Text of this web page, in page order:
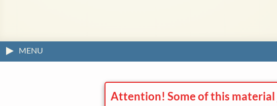
MENU
Attention! Some of this material